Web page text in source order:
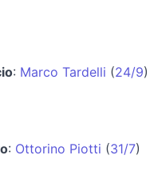
: Marco Tardelli (24/9)
: Ottorino Piotti (31/7)